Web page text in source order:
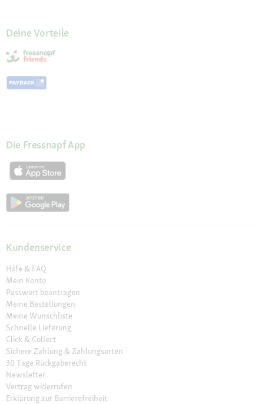
Deine Vorteile
Die Fressnapf App
Kundenservice
Hilfe & FAQ
Mein Konto
Passwort beantragen
Meine Bestellungen
Meine Wunschliste
Schnelle Lieferung
Click & Collect
Sichere Zahlung & Zahlungsarten
30 Tage Rückgaberecht
Newsletter
Vertrag widerrufen
Erklärung zur Barrierefreiheit